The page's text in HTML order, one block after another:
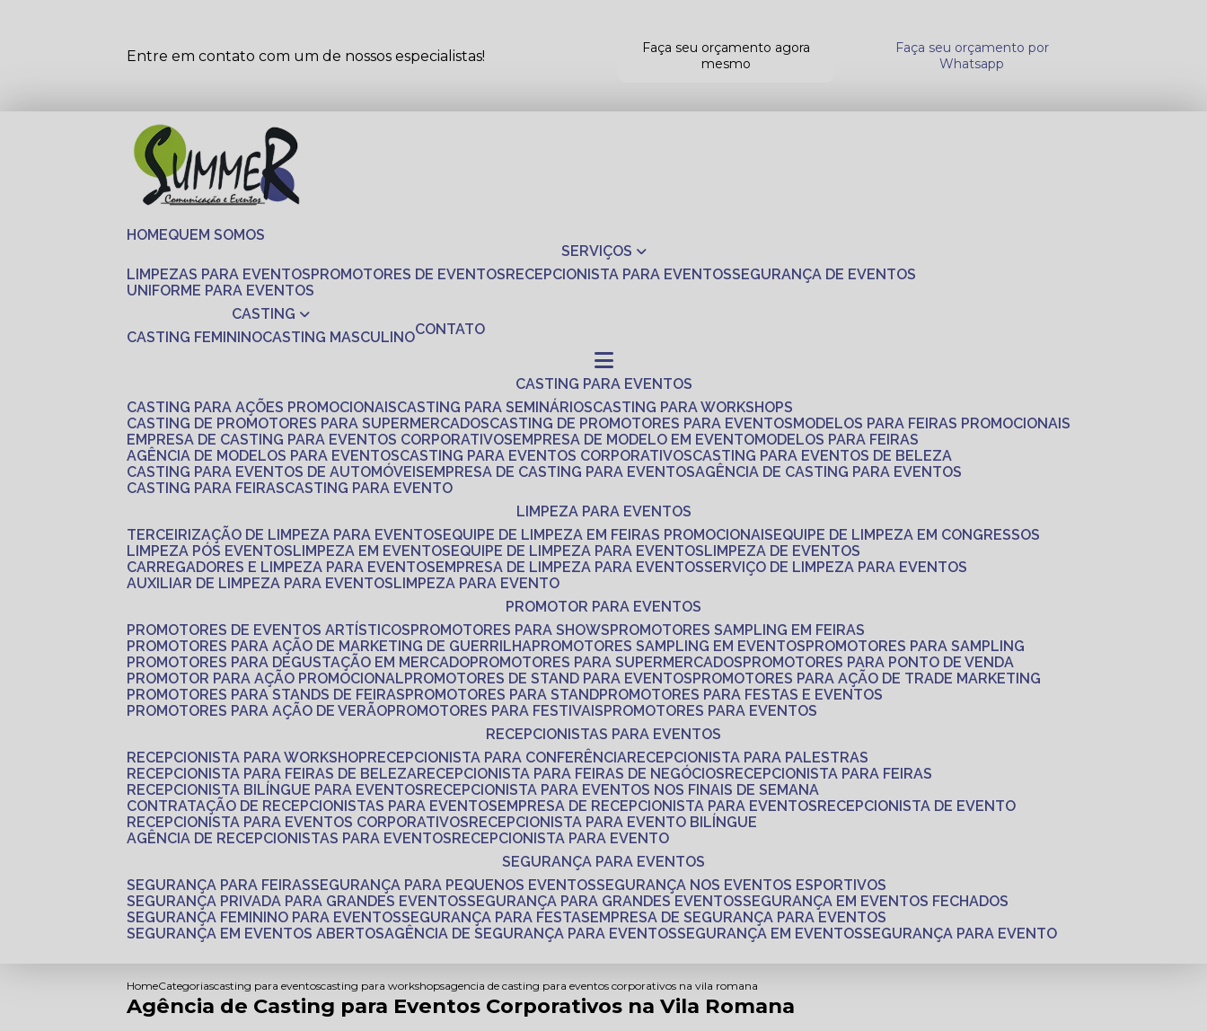
Entre em contato com um de nossos especialistas!
Faça seu orçamento agora
mesmo
Faça seu orçamento por
Whatsapp
HOME
QUEM SOMOS
SERVIÇOS
LIMPEZAS PARA EVENTOS
PROMOTORES DE EVENTOS RECEPCIONISTA PARA EVENTOS SEGURANÇA DE EVENTOS
UNIFORME PARA EVENTOS
CASTING
CASTING FEMININO CASTING MASCULINO CONTATO
CASTING PARA EVENTOS
CASTING PARA AÇÕES PROMOCIONAIS
CASTING PARA SEMINÁRIOS
CASTING PARA WORKSHOPS
CASTING DE PROMOTORES PARA SUPERMERCADOS
CASTING DE PROMOTORES PARA EVENTOS
MODELOS PARA FEIRAS PROMOCIONAIS
EMPRESA DE CASTING PARA EVENTOS CORPORATIVOS
EMPRESA DE MODELO EM EVENTO
MODELOS PARA FEIRAS
AGÊNCIA DE MODELOS PARA EVENTOS
CASTING PARA EVENTOS CORPORATIVOS
CASTING PARA EVENTOS DE BELEZA
CASTING PARA EVENTOS DE AUTOMÓVEIS
EMPRESA DE CASTING PARA EVENTOS
AGÊNCIA DE CASTING PARA EVENTOS
CASTING PARA FEIRAS
CASTING PARA EVENTO
LIMPEZA PARA EVENTOS
TERCEIRIZAÇÃO DE LIMPEZA PARA EVENTOS
EQUIPE DE LIMPEZA EM FEIRAS PROMOCIONAIS
EQUIPE DE LIMPEZA EM CONGRESSOS
LIMPEZA PÓS EVENTOS
LIMPEZA EM EVENTOS EQUIPE DE LIMPEZA PARA EVENTOS
LIMPEZA DE EVENTOS
CARREGADORES E LIMPEZA PARA EVENTOS
EMPRESA DE LIMPEZA PARA EVENTOS SERVIÇO DE LIMPEZA PARA EVENTOS
AUXILIAR DE LIMPEZA PARA EVENTOS
LIMPEZA PARA EVENTO
PROMOTOR PARA EVENTOS
PROMOTORES DE EVENTOS ARTÍSTICOS
PROMOTORES PARA SHOWS
PROMOTORES SAMPLING EM FEIRAS
PROMOTORES PARA AÇÃO DE MARKETING DE GUERRILHA PROMOTORES SAMPLING EM EVENTOS
PROMOTORES PARA SAMPLING
PROMOTORES PARA DEGUSTAÇÃO EM MERCADO PROMOTORES PARA SUPERMERCADOS
PROMOTORES PARA PONTO DE VENDA
PROMOTOR PARA AÇÃO PROMOCIONAL
PROMOTORES DE STAND PARA EVENTOS
PROMOTORES PARA AÇÃO DE TRADE MARKETING
PROMOTORES PARA STANDS DE FEIRAS
PROMOTORES PARA STAND PROMOTORES PARA FESTAS E EVENTOS
PROMOTORES PARA AÇÃO DE VERÃO PROMOTORES PARA FESTIVAIS
PROMOTORES PARA EVENTOS
RECEPCIONISTAS PARA EVENTOS
RECEPCIONISTA PARA WORKSHOP
RECEPCIONISTA PARA CONFERÊNCIA
RECEPCIONISTA PARA PALESTRAS
RECEPCIONISTA PARA FEIRAS DE BELEZA
RECEPCIONISTA PARA FEIRAS DE NEGÓCIOS
RECEPCIONISTA PARA FEIRAS
RECEPCIONISTA BILÍNGUE PARA EVENTOS
RECEPCIONISTA PARA EVENTOS NOS FINAIS DE SEMANA
CONTRATAÇÃO DE RECEPCIONISTAS PARA EVENTOS
EMPRESA DE RECEPCIONISTA PARA EVENTOS
RECEPCIONISTA DE EVENTO
RECEPCIONISTA PARA EVENTOS CORPORATIVOS
RECEPCIONISTA PARA EVENTO BILÍNGUE
AGÊNCIA DE RECEPCIONISTAS PARA EVENTOS
RECEPCIONISTA PARA EVENTO
SEGURANÇA PARA EVENTOS
SEGURANÇA PARA FEIRAS SEGURANÇA PARA PEQUENOS EVENTOS SEGURANÇA NOS EVENTOS ESPORTIVOS
SEGURANÇA PRIVADA PARA GRANDES EVENTOS SEGURANÇA PARA GRANDES EVENTOS SEGURANÇA EM EVENTOS FECHADOS
SEGURANÇA FEMININO PARA EVENTOS SEGURANÇA PARA FESTAS
EMPRESA DE SEGURANÇA PARA EVENTOS
SEGURANÇA EM EVENTOS ABERTOS
AGÊNCIA DE SEGURANÇA PARA EVENTOS SEGURANÇA EM EVENTOS SEGURANÇA PARA EVENTO
HomeCategoriascasting para eventoscasting para workshopsagencia de casting para eventos corporativos na vila romana
Agência de Casting para Eventos Corporativos na Vila Romana